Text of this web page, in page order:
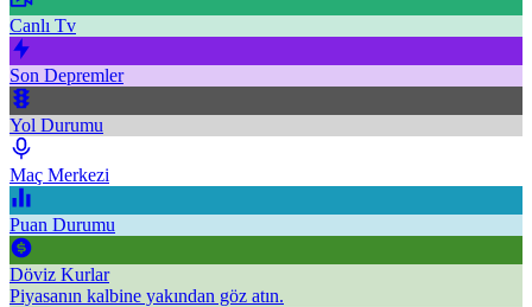
Canlı Tv
Son Depremler
Yol Durumu
Maç Merkezi
Puan Durumu
Döviz Kurlar
Piyasanın kalbine yakından göz atın.